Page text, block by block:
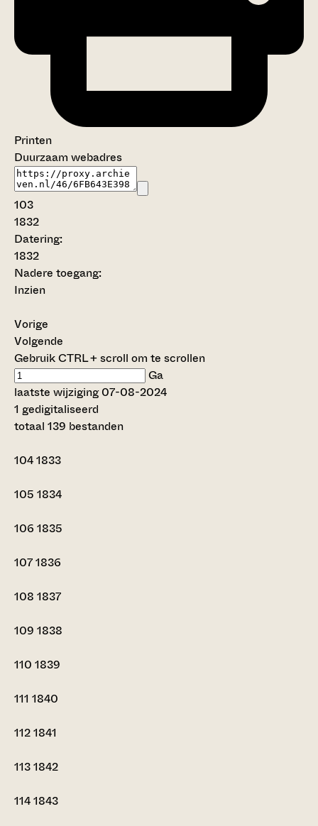
Printen
Duurzaam webadres
103
1832
Datering:
1832
Nadere toegang:
Inzien
Vorige
Volgende
Gebruik CTRL + scroll om te scrollen
Ga
laatste wijziging 07-08-2024
1 gedigitaliseerd
totaal 139 bestanden
1041833
105 1834
106 1835
1071836
108 1837
109 1838
110 1839
111 1840
1121841
1131842
1141843